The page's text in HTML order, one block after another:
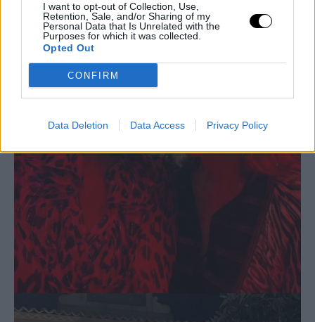
I want to opt-out of Collection, Use,
Retention, Sale, and/or Sharing of my
Personal Data that Is Unrelated with the
Purposes for which it was collected.
Opted Out
CONFIRM
Data Deletion Data Access Privacy Policy